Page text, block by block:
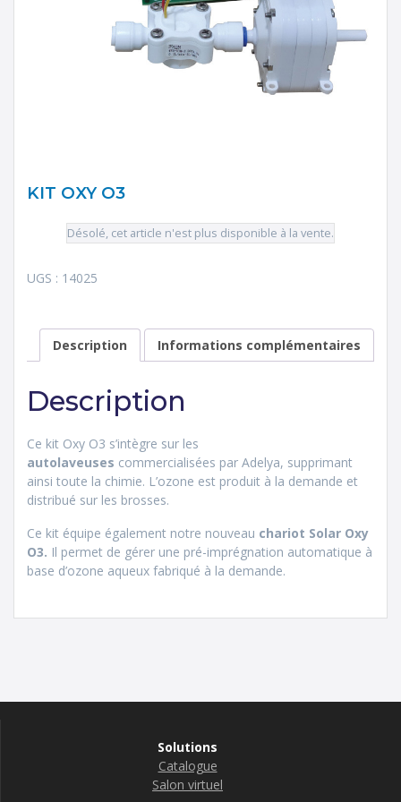
KIT OXY O3
Désolé, cet article n'est plus disponible à la vente.
UGS : 14025
Description Informations complémentaires
Description
Ce kit Oxy O3 s’intègre sur les
autolaveuses commercialisées par Adelya, supprimant
ainsi toute la chimie. L’ozone est produit à la demande et
distribué sur les brosses.
Ce kit équipe également notre nouveau chariot Solar Oxy
O3. Il permet de gérer une pré-imprégnation automatique à
base d’ozone aqueux fabriqué à la demande.
Solutions
Catalogue
Salon virtuel